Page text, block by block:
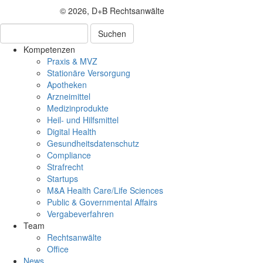
© 2026, D+B Rechtsanwälte
Suchen
Kompetenzen
Praxis & MVZ
Stationäre Versorgung
Apotheken
Arzneimittel
Medizinprodukte
Heil- und Hilfsmittel
Digital Health
Gesundheitsdatenschutz
Compliance
Strafrecht
Startups
M&A Health Care/Life Sciences
Public & Governmental Affairs
Vergabeverfahren
Team
Rechtsanwälte
Office
News